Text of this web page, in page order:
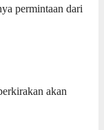
permintaan dari
akan